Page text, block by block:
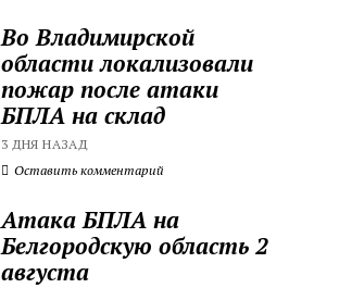
Во Владимирской
области локализовали
пожар после атаки
БПЛА на склад
3 ДНЯ НАЗАД
Оставить комментарий
Атака БПЛА на
Белгородскую область 2
августа